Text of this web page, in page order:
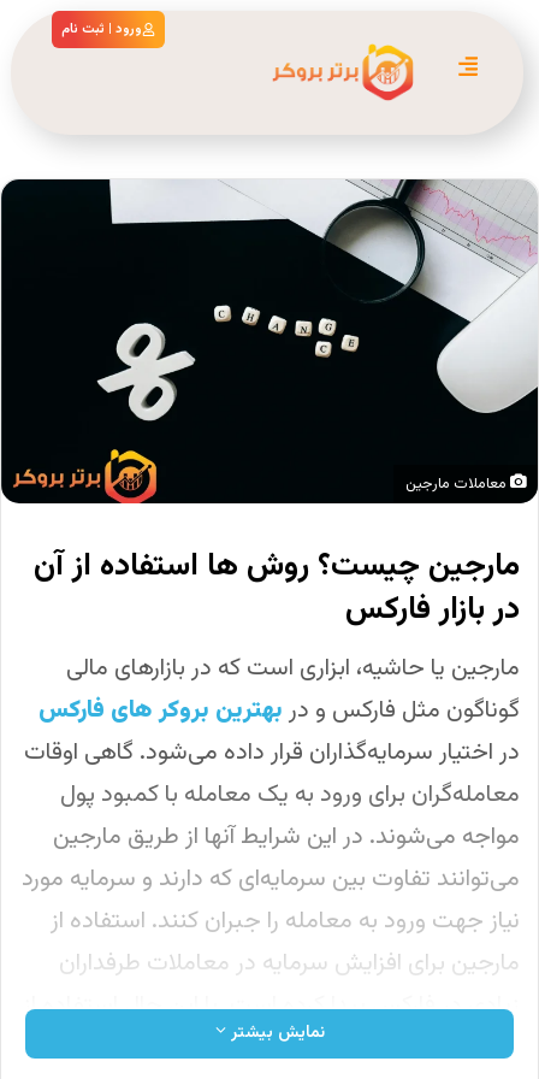
ورود | ثبت نام
معاملات مارجین
مارجین چیست؟ روش ها استفاده از آن
در بازار فارکس
مارجین یا حاشیه، ابزاری است که در بازارهای مالی
گوناگون مثل فارکس و دربهترین بروکر های فارکس
در اختیار سرمایه‌گذاران قرار داده می‌شود. گاهی اوقات
معامله‌گران برای ورود به یک معامله با کمبود پول
مواجه می‌شوند. در این شرایط آنها از طریق مارجین
می‌توانند تفاوت بین سرمایه‌ای که دارند و سرمایه مورد
نیاز جهت ورود به معامله را جبران کنند. استفاده از
مارجین برای افزایش سرمایه در معاملات طرفداران
زیادی در فارکس پیدا کرده است. با این حال استفاده از
این قابلیت شرایطی دارد که باید آنها را بدانید.
نمایش بیشتر